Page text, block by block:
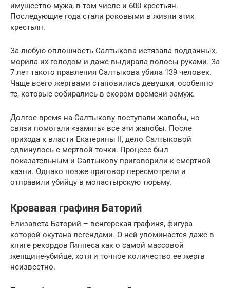
имущество мужа, в том числе и 600 крестьян.
Последующие года стали роковыми в жизни этих
крестьян.
За любую оплошность Салтыкова истязала подданных,
морила их голодом и даже выдирала волосы руками. За
7 лет такого правления Салтыкова убила 139 человек.
Чаще всего жертвами становились девушки, особенно
те, которые собирались в скором времени замуж.
Долгое время на Салтыкову поступали жалобы, но
связи помогали «замять» все эти жалобы. После
прихода к власти Екатерины II, дело Салтыковой
сдвинулось с мертвой точки. Процесс был
показательным и Салтыкову приговорили к смертной
казни. Однако позже приговор пересмотрели и
отправили убийцу в монастырскую тюрьму.
Кровавая графиня Баторий
Елизавета Баторий – венгерская графиня, фигура
которой окутана легендами. О ней упоминается даже в
книге рекордов Гиннеса как о самой массовой
женщине-убийце, хотя и точное количество ее жертв
неизвестно.